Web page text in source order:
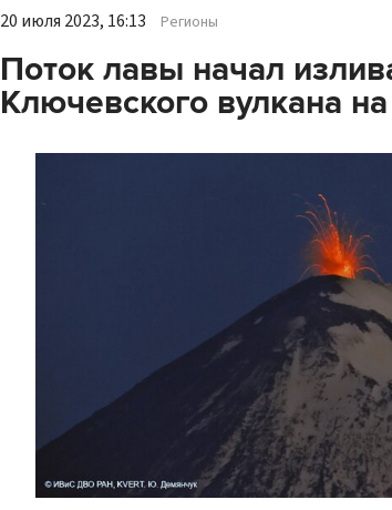
20 июля 2023, 16:13 Регионы
Поток лавы начал
Ключевского вулкана